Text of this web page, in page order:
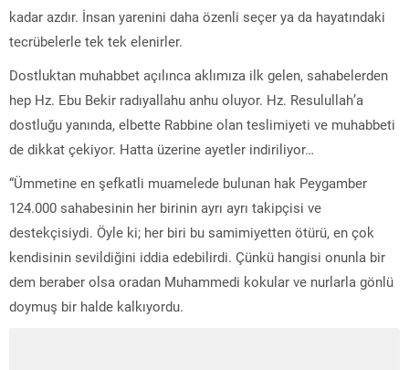
kadar azdır. İnsan yarenini daha özenli seçer ya da hayatındaki
tecrübelerle tek tek elenirler.
Dostluktan muhabbet açılınca aklımıza ilk gelen, sahabelerden
hep Hz. Ebu Bekir radıyallahu anhu oluyor. Hz. Resulullah’a
dostluğu yanında, elbette Rabbine olan teslimiyeti ve muhabbeti
de dikkat çekiyor. Hatta üzerine ayetler indiriliyor…
“Ümmetine en şefkatli muamelede bulunan hak Peygamber
124.000 sahabesinin her birinin ayrı ayrı takipçisi ve
destekçisiydi. Öyle ki; her biri bu samimiyetten ötürü, en çok
kendisinin sevildiğini iddia edebilirdi. Çünkü hangisi onunla bir
dem beraber olsa oradan Muhammedi kokular ve nurlarla gönlü
doymuş bir halde kalkıyordu.